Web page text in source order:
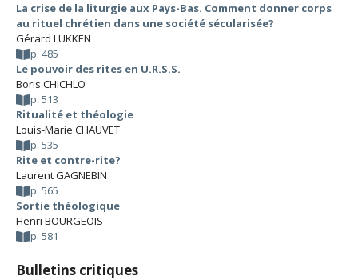
La crise de la liturgie aux Pays-Bas. Comment donner corps
au rituel chrétien dans une société sécularisée?
Gérard LUKKEN
p. 485
Le pouvoir des rites en U.R.S.S.
Boris CHICHLO
p. 513
Ritualité et théologie
Louis-Marie CHAUVET
p. 535
Rite et contre-rite?
Laurent GAGNEBIN
p. 565
Sortie théologique
Henri BOURGEOIS
p. 581
Bulletins critiques